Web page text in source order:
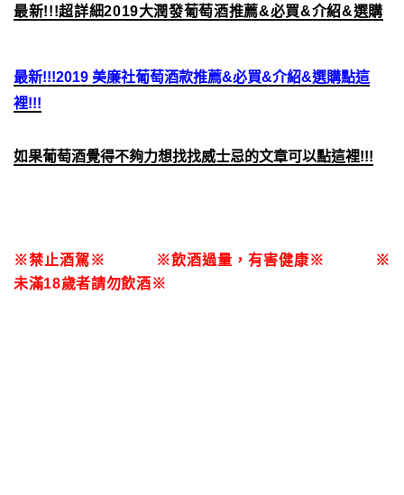
最新!!!超詳細2019大潤發葡萄酒推薦&必買&介紹&選購
最新!!!2019 美廉社葡萄酒款推薦&必買&介紹&選購點這
裡!!!
如果葡萄酒覺得不夠力想找找威士忌的文章可以點這裡!!!
※禁止酒駕※ ※飲酒過量，有害健康※ ※
未滿18歲者請勿飲酒※